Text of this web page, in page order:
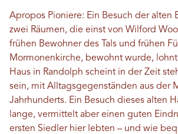
Apropos Pioniere: Ein Besuch der alten
zwei Räumen, die einst von Wilford
frühen Bewohner des Tals und frühen
Mormonenkirche, bewohnt wurde,
Haus in Randolph scheint in der Zeit
sein, mit Alltagsgegenständen aus der
Jahrhunderts. Ein Besuch dieses alten
lange, vermittelt aber einen guten
ersten Siedler hier lebten – und wie